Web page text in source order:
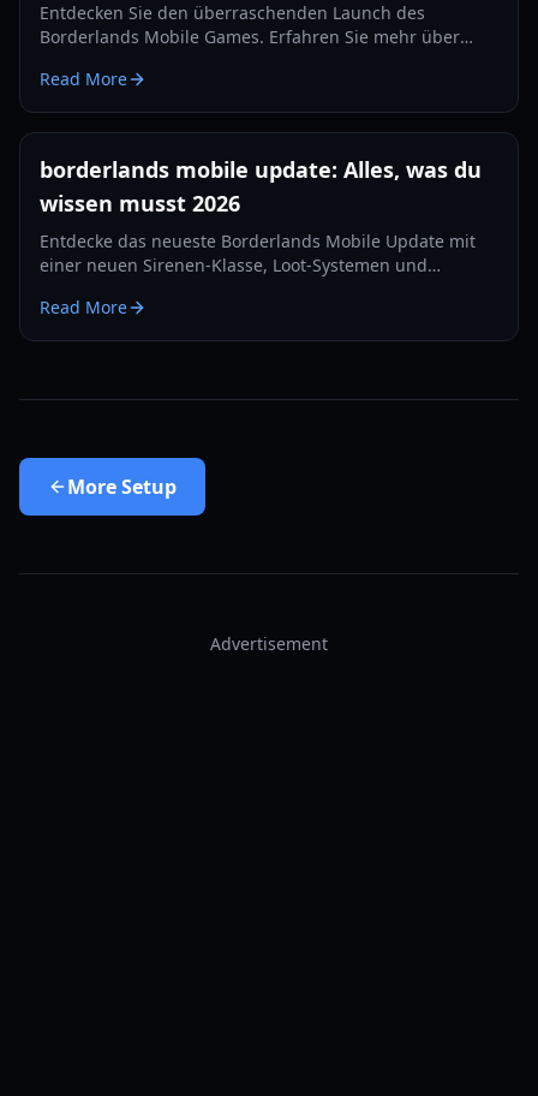
Entdecken Sie den überraschenden Launch des
Borderlands Mobile Games. Erfahren Sie mehr über
PC via Emulation spielen.
Read More
borderlands mobile update: Alles, was du
wissen musst 2026
Entdecke das neueste Borderlands Mobile Update mit
einer neuen Sirenen-Klasse, Loot-Systemen und
und Modi.
Read More
MoreSetup
Advertisement